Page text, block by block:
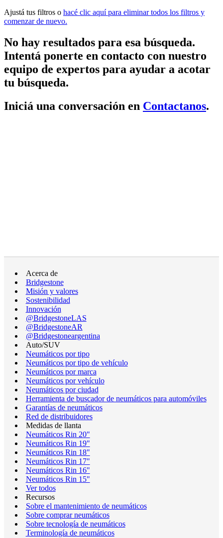
Ajustá tus filtros o hacé clic aquí para eliminar todos los filtros y
comenzar de nuevo.
No hay resultados para esa búsqueda.
Intentá ponerte en contacto con nuestro
equipo de expertos para ayudar a acotar
tu búsqueda.
Iniciá una conversación en Contactanos.
Acerca de
Bridgestone
Misión y valores
Sostenibilidad
Innovación
@BridgestoneLAS
@BridgestoneAR
@Bridgestoneargentina
Auto/SUV
Neumáticos por tipo
Neumáticos por tipo de vehículo
Neumáticos por marca
Neumáticos por vehículo
Neumáticos por ciudad
Herramienta de buscador de neumáticos para automóviles
Garantías de neumáticos
Red de distribuidores
Medidas de llanta
Neumáticos Rin 20"
Neumáticos Rin 19"
Neumáticos Rin 18"
Neumáticos Rin 17"
Neumáticos Rin 16"
Neumáticos Rin 15"
Ver todos
Recursos
Sobre el mantenimiento de neumáticos
Sobre comprar neumáticos
Sobre tecnología de neumáticos
Terminología de neumáticos